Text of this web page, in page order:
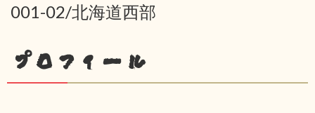
001-02/北海道西部
プロフィール